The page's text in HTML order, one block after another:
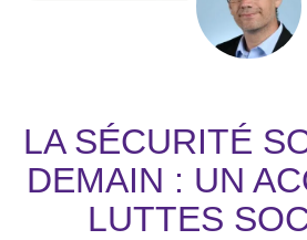
LA SÉCURITÉ
DEMAIN : UN
LUTTES